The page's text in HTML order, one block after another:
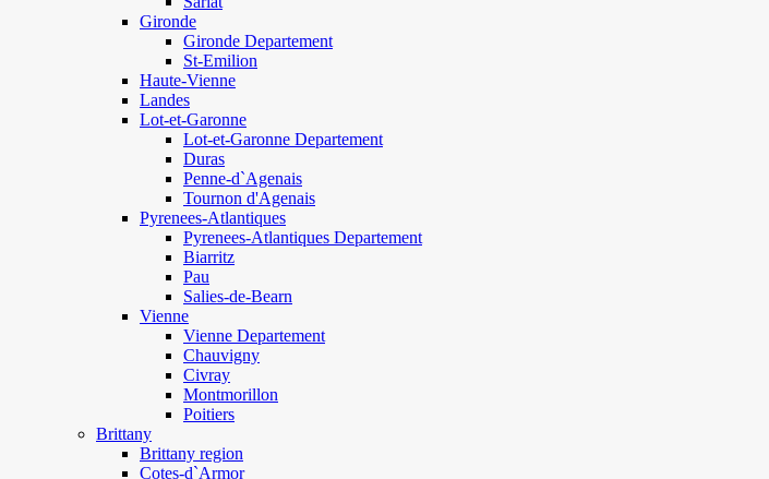
Gironde
Gironde Departement
St-Emilion
Haute-Vienne
Landes
Lot-et-Garonne
Lot-et-Garonne Departement
Duras
Penne-d`Agenais
Tournon d'Agenais
Pyrenees-Atlantiques
Pyrenees-Atlantiques Departement
Biarritz
Pau
Salies-de-Bearn
Vienne
Vienne Departement
Chauvigny
Civray
Montmorillon
Poitiers
Brittany
Brittany region
Cotes-d`Armor